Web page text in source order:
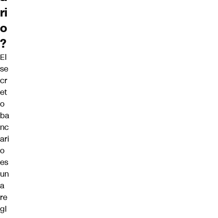
ri
o
?
El
se
cr
et
o
ba
nc
ari
o
es
un
a
re
gl